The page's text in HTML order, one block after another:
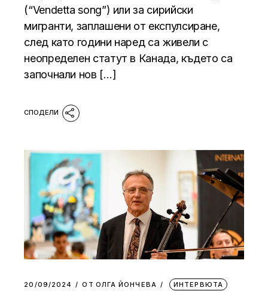
(“Vendetta song”) или за сирийски
мигранти, заплашени от експулсиране,
след като години наред са живели с
неопределен статут в Канада, където са
започнали нов […]
20/09/2024 ОТ ОЛГА ЙОНЧЕВА ИНТЕРВЮТА